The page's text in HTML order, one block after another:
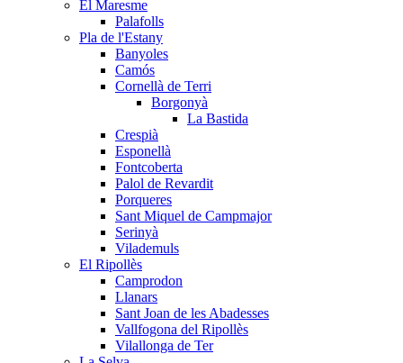
El Maresme
Palafolls
Pla de l'Estany
Banyoles
Camós
Cornellà de Terri
Borgonyà
La Bastida
Crespià
Esponellà
Fontcoberta
Palol de Revardit
Porqueres
Sant Miquel de Campmajor
Serinyà
Vilademuls
El Ripollès
Camprodon
Llanars
Sant Joan de les Abadesses
Vallfogona del Ripollès
Vilallonga de Ter